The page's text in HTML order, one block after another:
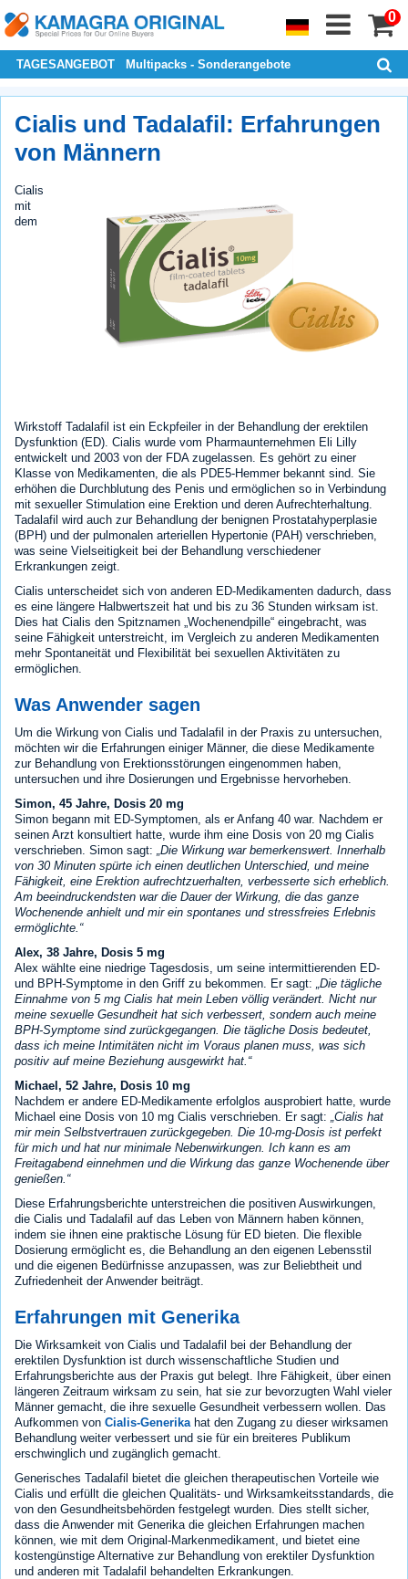
0
TAGESANGEBOT Multipacks - Sonderangebote
Cialis und Tadalafil: Erfahrungen
von Männern
Cialis
mit
dem
Wirkstoff Tadalafil ist ein Eckpfeiler in der Behandlung der erektilen
Dysfunktion (ED). Cialis wurde vom Pharmaunternehmen Eli Lilly
entwickelt und 2003 von der FDA zugelassen. Es gehört zu einer
Klasse von Medikamenten, die als PDE5-Hemmer bekannt sind. Sie
erhöhen die Durchblutung des Penis und ermöglichen so in Verbindung
mit sexueller Stimulation eine Erektion und deren Aufrechterhaltung.
Tadalafil wird auch zur Behandlung der benignen Prostatahyperplasie
(BPH) und der pulmonalen arteriellen Hypertonie (PAH) verschrieben,
was seine Vielseitigkeit bei der Behandlung verschiedener
Erkrankungen zeigt.
Cialis unterscheidet sich von anderen ED-Medikamenten dadurch, dass
es eine längere Halbwertszeit hat und bis zu 36 Stunden wirksam ist.
Dies hat Cialis den Spitznamen „Wochenendpille“ eingebracht, was
seine Fähigkeit unterstreicht, im Vergleich zu anderen Medikamenten
mehr Spontaneität und Flexibilität bei sexuellen Aktivitäten zu
ermöglichen.
Was Anwender sagen
Um die Wirkung von Cialis und Tadalafil in der Praxis zu untersuchen,
möchten wir die Erfahrungen einiger Männer, die diese Medikamente
zur Behandlung von Erektionsstörungen eingenommen haben,
untersuchen und ihre Dosierungen und Ergebnisse hervorheben.
Simon, 45 Jahre, Dosis 20 mg
Simon begann mit ED-Symptomen, als er Anfang 40 war. Nachdem er
seinen Arzt konsultiert hatte, wurde ihm eine Dosis von 20 mg Cialis
verschrieben. Simon sagt: Die Wirkung war bemerkenswert. Innerhalb
von 30 Minuten spürte ich einen deutlichen Unterschied, und meine
Fähigkeit, eine Erektion aufrechtzuerhalten, verbesserte sich erheblich.
Am beeindruckendsten war die Dauer der Wirkung, die das ganze
Wochenende anhielt und mir ein spontanes und stressfreies Erlebnis
ermöglichte.
Alex, 38 Jahre, Dosis 5 mg
Alex wählte eine niedrige Tagesdosis, um seine intermittierenden ED-
und BPH-Symptome in den Griff zu bekommen. Er sagt: Die tägliche
Einnahme von 5 mg Cialis hat mein Leben völlig verändert. Nicht nur
meine sexuelle Gesundheit hat sich verbessert, sondern auch meine
BPH-Symptome sind zurückgegangen. Die tägliche Dosis bedeutet,
dass ich meine Intimitäten nicht im Voraus planen muss, was sich
positiv auf meine Beziehung ausgewirkt hat.
Michael, 52 Jahre, Dosis 10 mg
Nachdem er andere ED-Medikamente erfolglos ausprobiert hatte, wurde
Michael eine Dosis von 10 mg Cialis verschrieben. Er sagt: Cialis hat
mir mein Selbstvertrauen zurückgegeben. Die 10-mg-Dosis ist perfekt
für mich und hat nur minimale Nebenwirkungen. Ich kann es am
Freitagabend einnehmen und die Wirkung das ganze Wochenende über
genießen.
Diese Erfahrungsberichte unterstreichen die positiven Auswirkungen,
die Cialis und Tadalafil auf das Leben von Männern haben können,
indem sie ihnen eine praktische Lösung für ED bieten. Die flexible
Dosierung ermöglicht es, die Behandlung an den eigenen Lebensstil
und die eigenen Bedürfnisse anzupassen, was zur Beliebtheit und
Zufriedenheit der Anwender beiträgt.
Erfahrungen mit Generika
Die Wirksamkeit von Cialis und Tadalafil bei der Behandlung der
erektilen Dysfunktion ist durch wissenschaftliche Studien und
Erfahrungsberichte aus der Praxis gut belegt. Ihre Fähigkeit, über einen
längeren Zeitraum wirksam zu sein, hat sie zur bevorzugten Wahl vieler
Männer gemacht, die ihre sexuelle Gesundheit verbessern wollen. Das
Aufkommen von Cialis-Generika hat den Zugang zu dieser wirksamen
Behandlung weiter verbessert und sie für ein breiteres Publikum
erschwinglich und zugänglich gemacht.
Generisches Tadalafil bietet die gleichen therapeutischen Vorteile wie
Cialis und erfüllt die gleichen Qualitäts- und Wirksamkeitsstandards, die
von den Gesundheitsbehörden festgelegt wurden. Dies stellt sicher,
dass die Anwender mit Generika die gleichen Erfahrungen machen
können, wie mit dem Original-Markenmedikament, und bietet eine
kostengünstige Alternative zur Behandlung von erektiler Dysfunktion
und anderen mit Tadalafil behandelten Erkrankungen.